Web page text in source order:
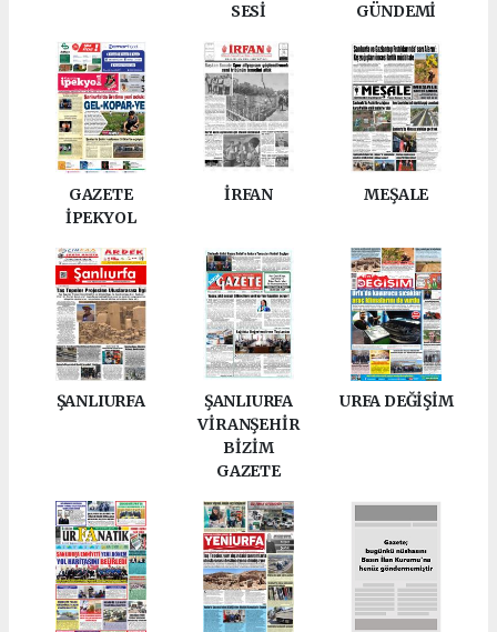
SESİ
GÜNDEMİ
GAZETE
İPEKYOL
İRFAN MEŞALE
ŞANLIURFA
ŞANLIURFA
VİRANŞEHİR
BİZİM
GAZETE
URFA DEĞİŞİM